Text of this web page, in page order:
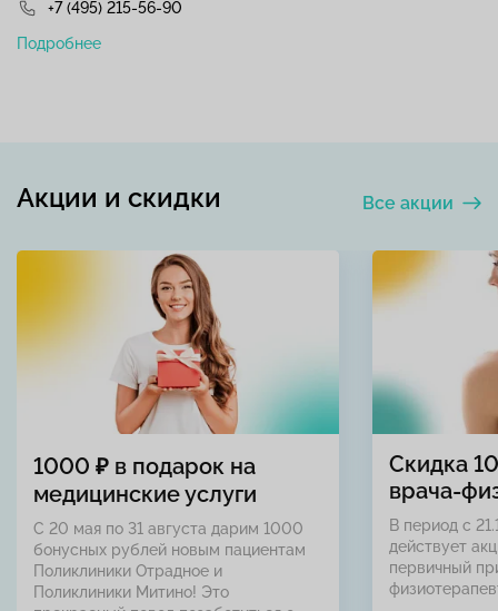
+7 (495) 215-56-90
Подробнее
Все акции
Акции и скидки
1000 ₽ в подарок на
медицинские услуги
С 20 мая по 31 августа дарим 1000
бонусных рублей новым пациентам
Поликлиники Отрадное и
Поликлиники Митино! Это
Скидка
врача-
В период с
действует
первичный